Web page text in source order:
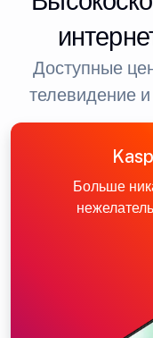
Доступные
телевидение
Больше